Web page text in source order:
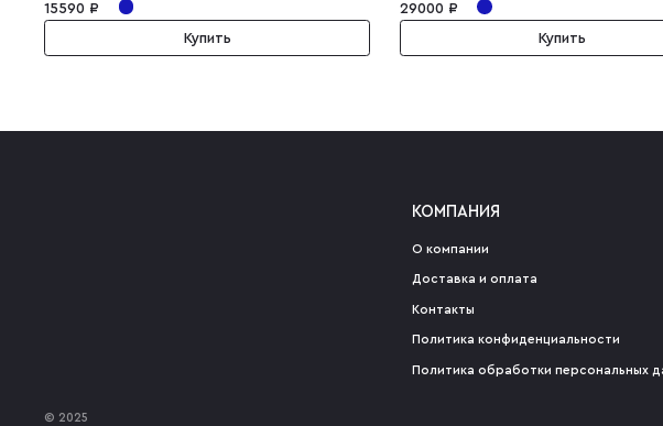
15590 ₽
Купить
29000 ₽
Купить
© 2025
КОМПАНИЯ
О компании
Доставка и оплата
Контакты
Политика конфиденциальности
Политика обработки персональных